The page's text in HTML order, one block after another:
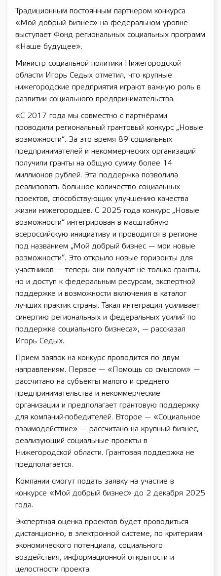
Традиционным постоянным партнером конкурса
«Мой добрый бизнес» на федеральном уровне
выступает Фонд региональных социальных программ
«Наше будущее».
Министр социальной политики Нижегородской
области Игорь Седых отметил, что крупные
нижегородские предприятия играют важную роль в
развитии социального предпринимательства.
«С 2017 года мы совместно с партнёрами
проводили региональный грантовый конкурс „Новые
возможности“. За это время 89 социальных
предпринимателей и некоммерческих организаций
получили гранты на общую сумму более 14
миллионов рублей. Эта поддержка позволила
реализовать большое количество социальных
проектов, способствующих улучшению качества
жизни нижегородцев. С 2025 года конкурс „Новые
возможности“ интегрирован в масштабную
всероссийскую инициативу и проводится в регионе
под названием „Мой добрый бизнес — мои новые
возможности“. Это открыло новые горизонты для
участников — теперь они получат не только гранты,
но и доступ к федеральным ресурсам, экспертной
поддержке и возможности включения в каталог
лучших практик страны. Такая интеграция усиливает
синергию региональных и федеральных усилий по
поддержке социального бизнеса», — рассказал
Игорь Седых.
Прием заявок на конкурс проводится по двум
направлениям. Первое — «Помощь со смыслом» —
рассчитано на субъекты малого и среднего
предпринимательства и некоммерческие
организации и предполагает грантовую поддержку
для компаний-победителей. Второе — «Социальное
взаимодействие» — рассчитано на крупный бизнес,
реализующий социальные проекты в
Нижегородской области. Грантовая поддержка не
предполагается.
Компании смогут подать заявку на участие в
конкурсе «Мой добрый бизнес» до 2 декабря 2025
года.
Экспертная оценка проектов будет проводиться
дистанционно, в электронной системе, по критериям
экономического потенциала, социального
воздействия, информационной открытости и
целостности проекта.